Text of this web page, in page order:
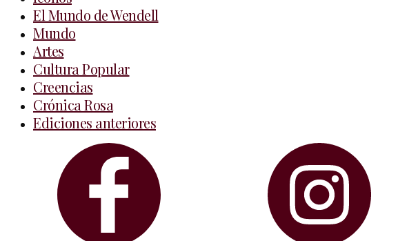
El Mundo de Wendell
Mundo
Artes
Cultura Popular
Creencias
Crónica Rosa
Ediciones anteriores